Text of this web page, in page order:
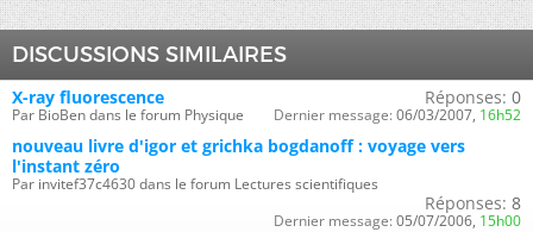
DISCUSSIONS SIMILAIRES
X-ray fluorescence
Par BioBen dans le forum Physique
Réponses: 0
Dernier message: 06/03/2007, 16h52
nouveau livre d'igor et grichka bogdanoff : voyage vers
l'instant zéro
Par invitef37c4630 dans le forum Lectures scientifiques
Réponses: 8
Dernier message: 05/07/2006, 15h00